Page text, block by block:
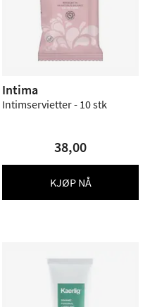
Intima
Intimservietter - 10 stk
38,00
KJØP NÅ